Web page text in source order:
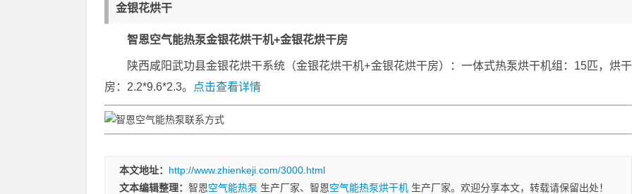
金银花烘干
智恩空气能热泵金银花烘干机+金银花烘干房
陕西咸阳武功县金银花烘干系统（金银花烘干机+金银花烘干房）：一体式热泵烘干机组：15匹，烘干
房：2.2*9.6*2.3。
点击查看详情
本文地址： http://www.zhienkeji.com/3000.html
文本编辑整理： 智恩空气能热泵 生产厂家、智恩空气能热泵烘干机 生产厂家。欢迎分享本文，转载请保留出处！